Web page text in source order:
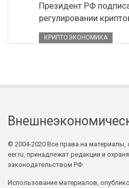
Президент РФ
регулировании
КРИПТОЭКОНОМИКА
© 2004-2020 Все права на материалы,
eer.ru, принадлежат редакции и
законодательством РФ.
Использование материалов,